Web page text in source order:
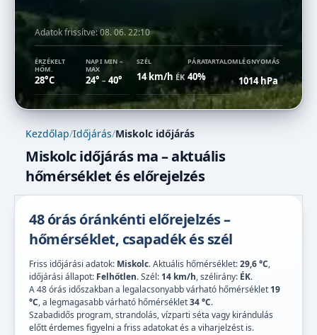
Adatok frissítve:08. 06. 22:10
ÉRZÉKELT
HŐM.
28°C
NAPI MIN –
MAX
24° –40°
SZÉL
14 km/h ÉK
PÁRATARTALOM
40%
LÉGNYOMÁS
1014 hPa
Kezdőlap/Időjárás/Miskolc időjárás
Miskolc időjárás ma – aktuális
hőmérséklet és előrejelzés
48 órás óránkénti előrejelzés –
hőmérséklet, csapadék és szél
Friss időjárási adatok: Miskolc. Aktuális hőmérséklet:29,6 °C,
időjárási állapot: Felhőtlen. Szél: 14 km/h, szélirány: ÉK.
A 48 órás időszakban a legalacsonyabb várható hőmérséklet 19
°C, a legmagasabb várható hőmérséklet34 °C.
Szabadidős program, strandolás, vízparti séta vagy kirándulás
előtt érdemes figyelni a friss adatokat és a viharjelzést is.